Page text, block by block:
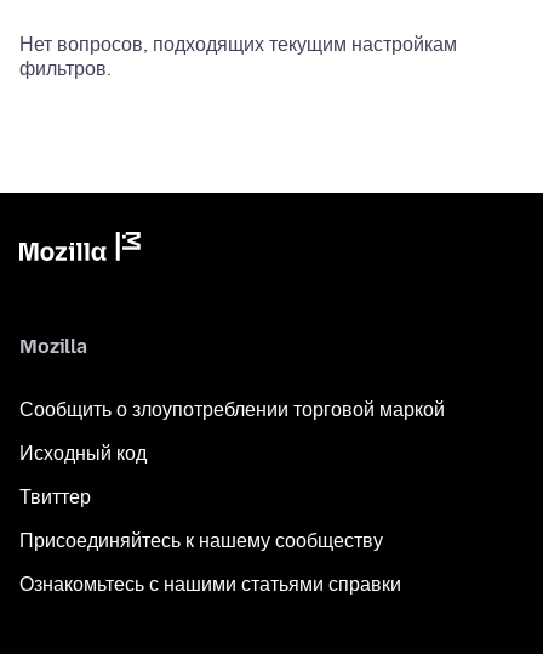
Нет вопросов, подходящих текущим настройкам
фильтров.
Mozilla
Сообщить о злоупотреблении торговой маркой
Исходный код
Твиттер
Присоединяйтесь к нашему сообществу
Ознакомьтесь с нашими статьями справки